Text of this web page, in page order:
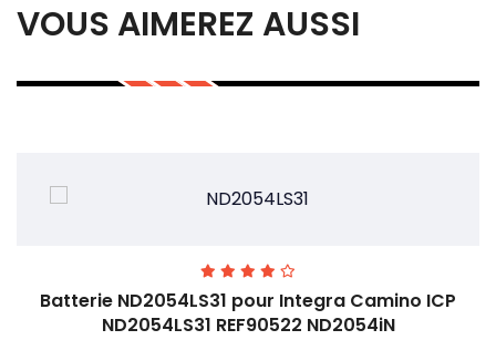
VOUS AIMEREZ AUSSI
Batterie ND2054LS31 pour Integra Camino ICP
ND2054LS31 REF90522 ND2054iN